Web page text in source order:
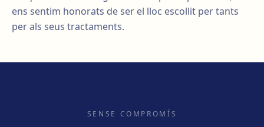
ens sentim honorats de ser el lloc escollit per tants
per als seus tractaments.
SENSE COMPROMÍS